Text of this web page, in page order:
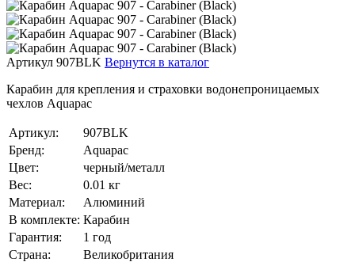
Артикул 907BLK Вернутся в каталог
Карабин для крепления и страховки водонепроницаемых
чехлов Aquapac
Артикул:
907BLK
Бренд:
Aquapac
Цвет:
черный/металл
Вес:
0.01 кг
Материал:
Алюминий
В комплекте: Карабин
Гарантия:
1 год
Страна:
Великобритания